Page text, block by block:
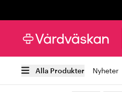
Alla Produkter Nyheter